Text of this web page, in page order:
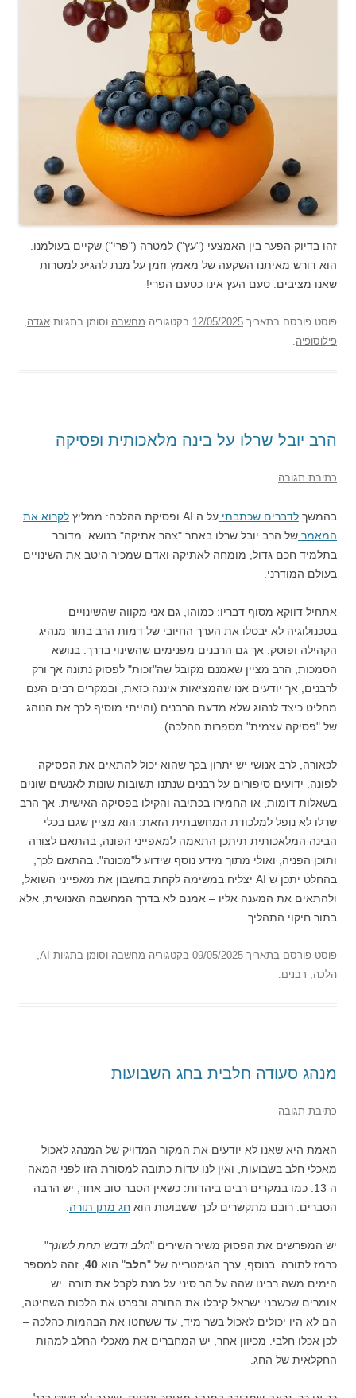
זהו בדיוק הפער בין האמצעי ("עץ") למטרה ("פרי") שקיים בעולמנו.
הוא דורש מאיתנו השקעה של מאמץ וזמן על מנת להגיע למטרות
שאנו מציבים. טעם העץ אינו כטעם הפרי!
פוסט פורסם בתאריך 12/05/2025 בקטגוריה מחשבה וסומן בתגיות אגדה
פילוסופיה
הרב יובל שרלו על בינה מלאכותית ופסיקה
כתיבת תגובה
בהמשך לדברים שכתבתי על ה AI ופסיקת ההלכה: ממליץ
לקרוא את
המאמר של הרב יובל שרלו באתר "צהר אתיקה" בנושא. מדובר
בתלמיד חכם גדול, מומחה לאתיקה ואדם שמכיר היטב את השינויים
בעולם המודרני.
אתחיל דווקא מסוף דבריו: כמוהו, גם אני מקווה שהשינויים
בטכנולוגיה לא יבטלו את הערך החיובי של דמות הרב בתור מנהיג
הקהילה ופוסק. אך גם הרבנים מפנימים שהשינוי בדרך. בנושא
הסמכות, הרב מציין שאמנם מקובל שה"זכות" לפסוק נתונה אך ורק
לרבנים, אך יודעים אנו שהמציאות איננה כזאת, ובמקרים רבים העם
מחליט כיצד לנהוג שלא מדעת הרבנים (והייתי מוסיף לכך את הנוהג
של "פסיקה עצמית" מספרות ההלכה).
לכאורה, לרב אנושי יש יתרון בכך שהוא יכול להתאים את הפסיקה
לפונה. ידועים סיפורים על רבנים שנתנו תשובות שונות לאנשים שונים
בשאלות דומות, או החמירו בכתיבה והקילו בפסיקה האישית. אך הרב
שרלו לא נופל למלכודת המחשבתית הזאת: הוא מציין שגם בכלי
הבינה המלאכותית תיתכן התאמה למאפייני הפונה, בהתאם לצורה
ותוכן הפניה, ואולי מתוך מידע נוסף שידוע ל"מכונה". בהתאם לכך,
בהחלט יתכן ש AI יצליח במשימה לקחת בחשבון את מאפייני השואל,
ולהתאים את המענה אליו – אמנם לא בדרך המחשבה האנושית, אלא
בתור חיקוי התהליך.
פוסט פורסם בתאריך 09/05/2025 בקטגוריה מחשבה וסומן בתגיות AI
הלכה
רבנים
מנהג סעודה חלבית בחג השבועות
כתיבת תגובה
האמת היא שאנו לא יודעים את המקור המדויק של המנהג לאכול
מאכלי חלב בשבועות, ואין לנו עדות כתובה למסורת הזו לפני המאה
ה 13. כמו במקרים רבים ביהדות: כשאין הסבר טוב אחד, יש הרבה
הסברים. רובם מתקשרים לכך ששבועות הוא חג מתן תורה
יש המפרשים את הפסוק משיר השירים "חלב ודבש תחת לשונך"
כרמז לתורה. בנוסף, ערך הגימטרייה של "חלב" הוא 40 , זהה למספר
הימים משה רבינו שהה על הר סיני על מנת לקבל את תורה. יש
אומרים שכשבני ישראל קיבלו את התורה ובפרט את הלכות השחיטה,
הם לא היו יכולים לאכול בשר מיד, עד ששחטו את הבהמות כהלכה –
לכן אכלו חלבי. מכיוון אחר, יש המחברים את מאכלי החלב למהות
החקלאית של החג.